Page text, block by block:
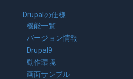
Drupalの仕様
機能一覧
バージョン情報
Drupal9
動作環境
画面サンプル